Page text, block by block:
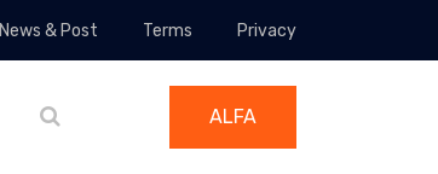
News & Post Terms Privacy
ALFA